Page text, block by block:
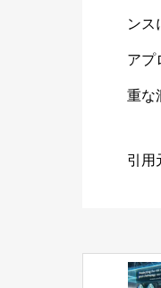
ンス
アプ
重な
引用